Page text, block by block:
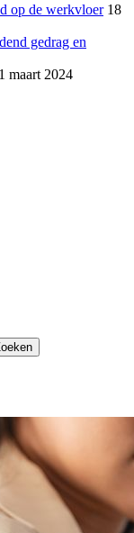
op de werkvloer 18
gedrag en
maart 2024